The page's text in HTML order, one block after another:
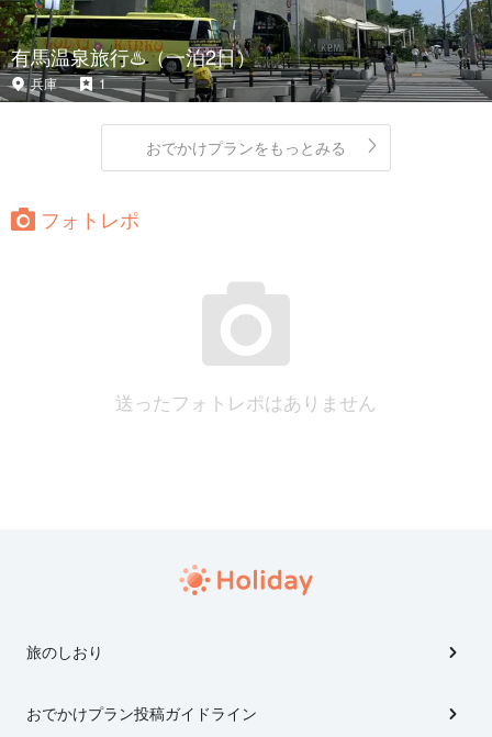
有馬温泉旅行♨️（一泊2日）
兵庫 1
おでかけプランをもっとみる
フォトレポ
送ったフォトレポはありません
旅のしおり
おでかけプラン投稿ガイドライン